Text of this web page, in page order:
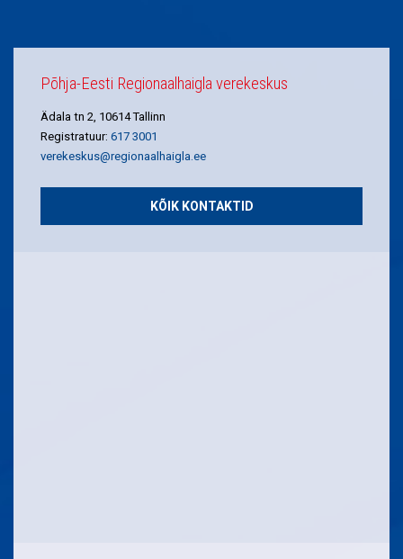
Põhja-Eesti Regionaalhaigla verekeskus
Ädala tn 2, 10614 Tallinn
Registratuur: 617 3001
verekeskus@regionaalhaigla.ee
KÕIK KONTAKTID